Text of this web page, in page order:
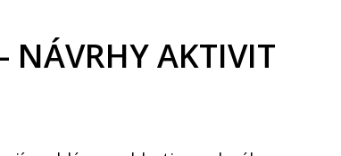
NÁVRHY AKTIVIT